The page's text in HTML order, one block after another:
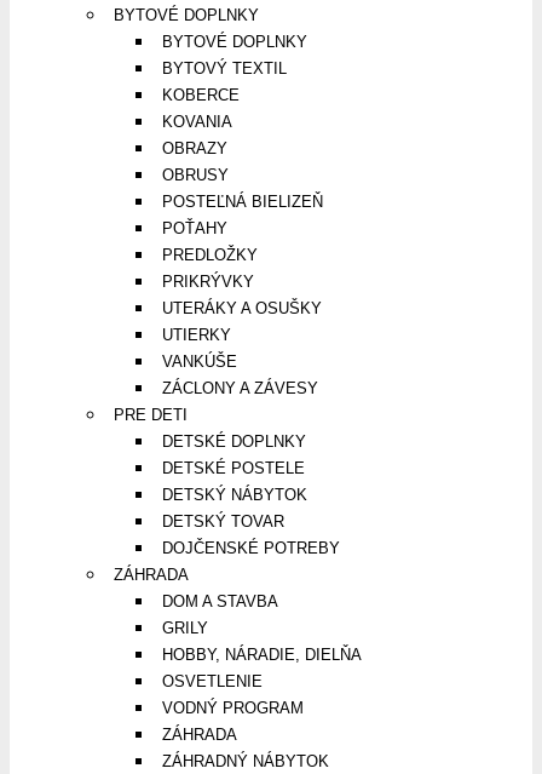
BYTOVÉ DOPLNKY
BYTOVÉ DOPLNKY
BYTOVÝ TEXTIL
KOBERCE
KOVANIA
OBRAZY
OBRUSY
POSTEĽNÁ BIELIZEŇ
POŤAHY
PREDLOŽKY
PRIKRÝVKY
UTERÁKY A OSUŠKY
UTIERKY
VANKÚŠE
ZÁCLONY A ZÁVESY
PRE DETI
DETSKÉ DOPLNKY
DETSKÉ POSTELE
DETSKÝ NÁBYTOK
DETSKÝ TOVAR
DOJČENSKÉ POTREBY
ZÁHRADA
DOM A STAVBA
GRILY
HOBBY, NÁRADIE, DIELŇA
OSVETLENIE
VODNÝ PROGRAM
ZÁHRADA
ZÁHRADNÝ NÁBYTOK